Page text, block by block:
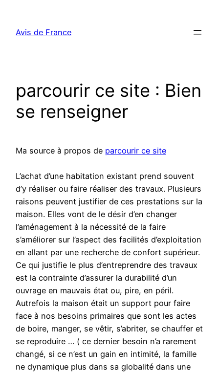
contenu
Avis de France
parcourir ce site : Bien
se renseigner
Ma source à propos de parcourir ce site
L’achat d’une habitation existant prend souvent
d’y réaliser ou faire réaliser des travaux. Plusieurs
raisons peuvent justifier de ces prestations sur la
maison. Elles vont de le désir d’en changer
l’aménagement à la nécessité de la faire
s’améliorer sur l’aspect des facilités d’exploitation
en allant par une recherche de confort supérieur.
Ce qui justifie le plus d’entreprendre des travaux
est la contrainte d’assurer la durabilité d’un
ouvrage en mauvais état ou, pire, en péril.
Autrefois la maison était un support pour faire
face à nos besoins primaires que sont les actes
de boire, manger, se vêtir, s’abriter, se chauffer et
se reproduire … ( ce dernier besoin n’a rarement
changé, si ce n’est un gain en intimité, la famille
ne dynamique plus dans sa globalité dans une